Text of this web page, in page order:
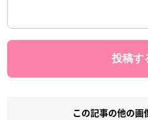
この記事の他の画